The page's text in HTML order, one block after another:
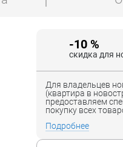
-10 %
скидка для
Для владельцев
(квартира в
предоставляем
покупку всех
Подробнее